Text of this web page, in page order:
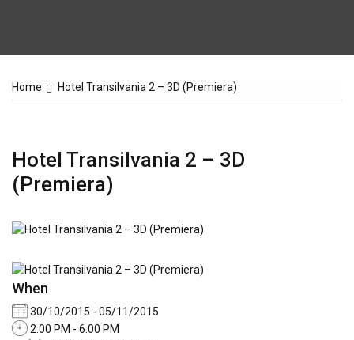
Home Hotel Transilvania 2 – 3D (Premiera)
Hotel Transilvania 2 – 3D
(Premiera)
When
30/10/2015 - 05/11/2015
2:00 PM - 6:00 PM